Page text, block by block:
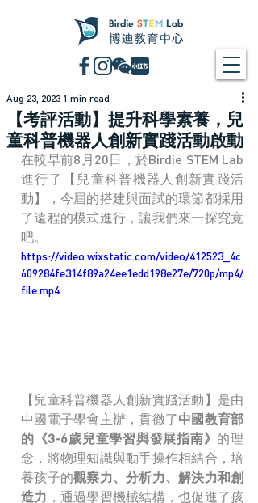
【考評活動】提升科學素養，兒
童科普機器人創新實踐活動啟動
Aug 23, 2023 1 min read
在較早前8月20日，於Birdie STEM Lab
進行了【兒童科普機器人創新實踐活
動】，今屆的搭建與面試的環節都採用
了遠程的模式進行，讓我們來一探究竟
吧。
https://video.wixstatic.com/video/412523_4c
609284fe314f89a24ee1edd198e27e/720p/mp4/
file.mp4
【兒童科普機器人創新實踐活動】是由
中國電子學會主辦，貫徹了中國教育部
的《3-6歲兒童學習與發展指南》 的理
念，將物理知識與動手操作相結合，培
養孩子的觀察力、分析力、解決力和創
造力 ，通過學習機械結構，也促進了孩